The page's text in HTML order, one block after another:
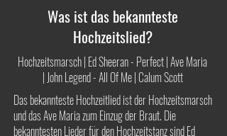
Was ist das bekannteste
Hochzeitslied?
Hochzeitsmarsch | Ed Sheeran - Perfect | Ave Maria
| John Legend - All Of Me | Calum Scott
Das bekannteste Hochzeitlied ist der Hochzeitsmarsch
und das Ave Maria zum Einzug der Braut. Die
bekanntesten Lieder für den Hochzeitstanz sind Ed